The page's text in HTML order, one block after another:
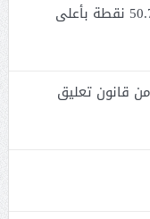
إرتفاع مؤشر BLOM PMI في تموز إلى 50.7 نقطة بأعلى
قانون تعليق